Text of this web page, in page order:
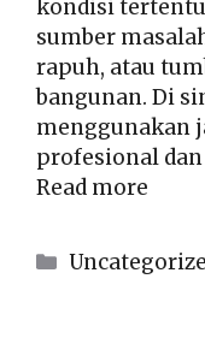
kondisi
sumber
rapuh, atau
bangunan. Di
menggunakan
profesional
Read more
Kategori